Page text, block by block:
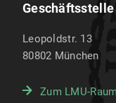
Geschäftsstelle
Leopoldstr. 13
80802 München
Zum LMU-